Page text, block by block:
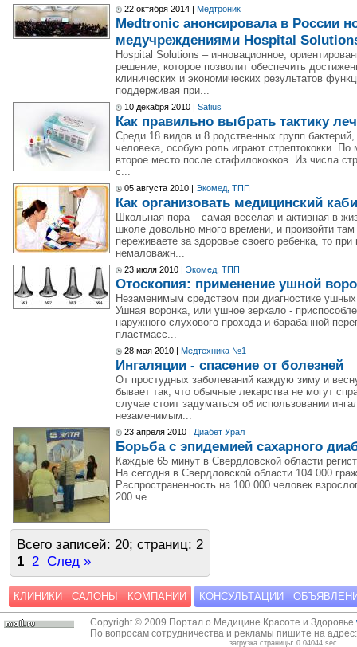
22 октября 2014 | Медтроник
Medtronic анонсировала в России
медучреждениями Hospital
Hospital Solutions – инновационное,
решение, которое позволит обеспечить
клиническиx и экономическиx результатoв
поддерживая при...
10 декабря 2010 | Satius
Как правильно выбрать тактику
Среди 18 видов и 8 родственных групп
человека, особую роль играют стрептококки.
второе место после стафилококков. Из числа
с...
05 августа 2010 | Экомед, ТПП
Как организовать медицинский
Школьная пора – самая веселая и активная в
школе довольно много времени, и произойти
переживаете за здоровье своего ребенка, то
немаловажн...
23 июля 2010 | Экомед, ТПП
Отоскопия: применение ушной
Незаменимым средством при диагностике
Ушная воронка, или ушное зеркало -
наружного слухового прохода и барабанной
пластмасс...
28 мая 2010 | Медтехника №1
Ингаляции - спасение от болезней
От простудных заболеваний каждую зиму и
бывает так, что обычные лекарства не могут
случае стоит задуматься об использовании
незаменимым...
23 апреля 2010 | Диабет Урал
Борьба с эпидемией сахарного
Каждые 65 минут в Свердловской области
На сегодня в Свердловской области 104 000
Распространенность на 100 000 человек
200 че...
Всего записей: 20; страниц: 2
1 2 След »
КЛИНИКИ САЛОНЫ КОМПАНИИ КОНСУЛЬТАЦИИ
Copyright © 2009 Портал о Медицине Красоте и Здоровье
По вопросам сотрудничества и рекламы пишите на
загрузка страницы: 0.04044 sec